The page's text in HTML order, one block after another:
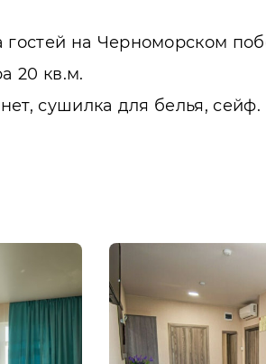
на Черноморском
20 кв.м.
сушилка для белья, сейф.